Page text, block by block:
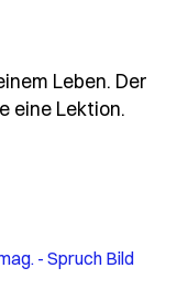
Leben. Der
eine Lektion.